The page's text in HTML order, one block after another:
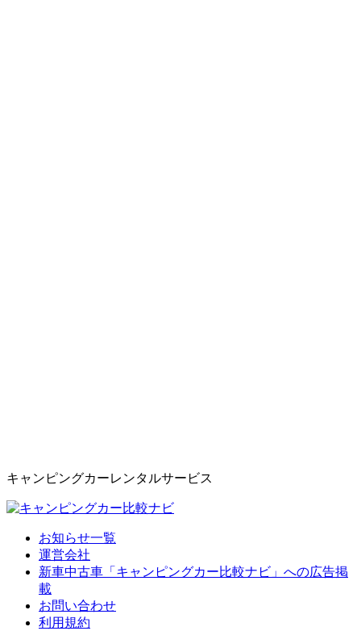
キャンピングカーレンタルサービス
お知らせ一覧
運営会社
新車中古車「キャンピングカー比較ナビ」への広告掲
載
お問い合わせ
利用規約